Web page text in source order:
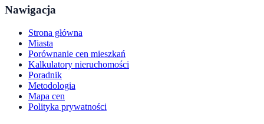
Nawigacja
Strona główna
Miasta
Porównanie cen mieszkań
Kalkulatory nieruchomości
Poradnik
Metodologia
Mapa cen
Polityka prywatności